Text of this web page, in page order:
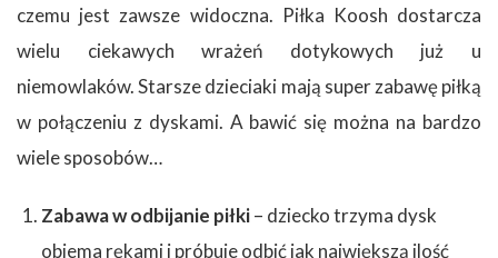
czemu jest zawsze widoczna. Piłka Koosh dostarcza
wielu ciekawych wrażeń dotykowych już u
niemowlaków. Starsze dzieciaki mają super zabawę piłką
w połączeniu z dyskami. A bawić się można na bardzo
wiele sposobów…
Zabawa w odbijanie piłki– dziecko trzyma dysk
obiema rękami i próbuje odbić jak największą ilość